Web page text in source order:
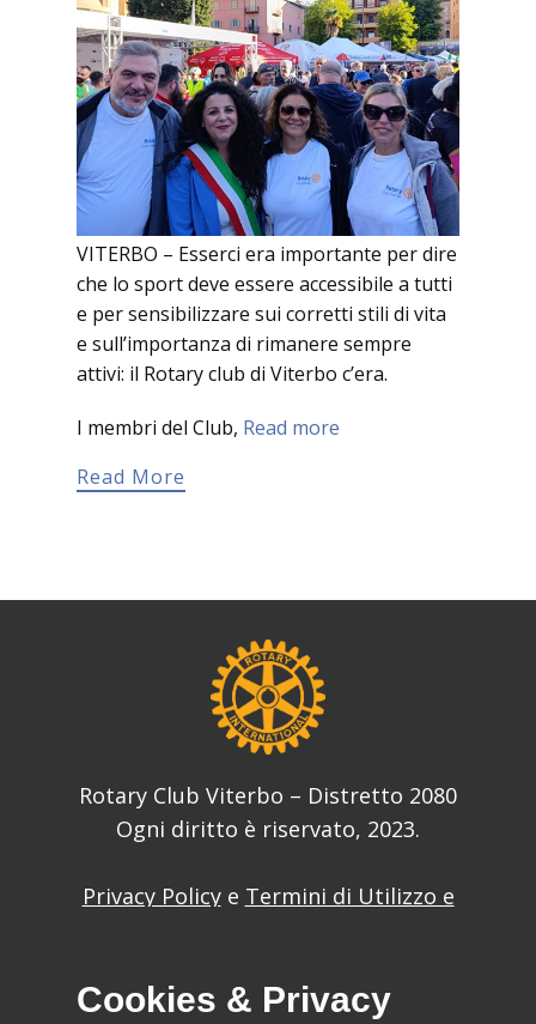
VITERBO – Esserci era importante per dire
che lo sport deve essere accessibile a tutti
e per sensibilizzare sui corretti stili di vita
e sull’importanza di rimanere sempre
attivi: il Rotary club di Viterbo c’era.
I membri del Club, Read more
Read More
Rotary Club Viterbo – Distretto 2080
Ogni diritto è riservato, 2023.
Privacy Policye Termini di Utilizzo e
Cookies & Privacy